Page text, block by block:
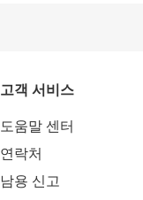
고객 서비스
도움말 센터
연락처
남용 신고